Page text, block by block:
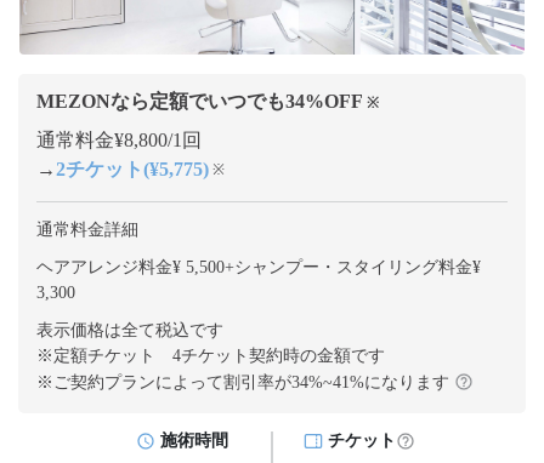
MEZONなら定額でいつでも34%OFF ※
通常料金¥8,800/1回
→2チケット(¥5,775) ※
通常料金詳細
ヘアアレンジ料金¥ 5,500+シャンプー・スタイリング料金¥
3,300
表示価格は全て税込です
※定額チケット 4チケット契約時の金額です
※ご契約プランによって割引率が34%~41%になります
施術時間 チケット